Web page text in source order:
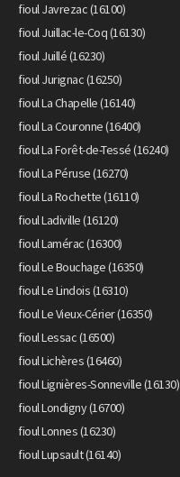
fioul Javrezac (16100)
fioul Juillac-le-Coq (16130)
fioul Juillé (16230)
fioul Jurignac (16250)
fioul La Chapelle (16140)
fioul La Couronne (16400)
fioul La Forêt-de-Tessé (16240)
fioul La Péruse (16270)
fioul La Rochette (16110)
fioul Ladiville (16120)
fioul Lamérac (16300)
fioul Le Bouchage (16350)
fioul Le Lindois (16310)
fioul Le Vieux-Cérier (16350)
fioul Lessac (16500)
fioul Lichères (16460)
fioul Lignières-Sonneville (16130)
fioul Londigny (16700)
fioul Lonnes (16230)
fioul Lupsault (16140)